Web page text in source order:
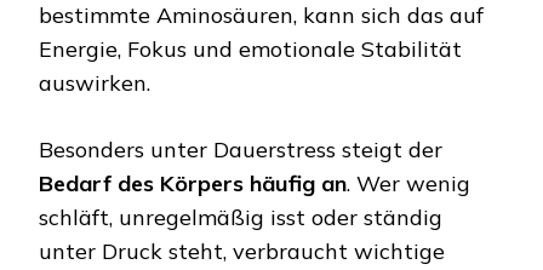
bestimmte Aminosäuren, kann sich das auf
Energie, Fokus und emotionale Stabilität
auswirken.
Besonders unter Dauerstress steigt der
Bedarf des Körpers häufig an. Wer wenig
schläft, unregelmäßig isst oder ständig
unter Druck steht, verbraucht wichtige